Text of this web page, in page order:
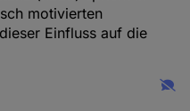
motivierten
Einfluss auf die